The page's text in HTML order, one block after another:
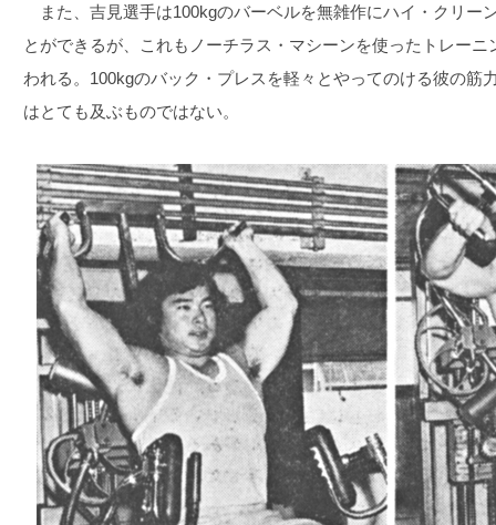
また、吉見選手は100kgのバーベルを無雑作にハイ・クリー
とができるが、これもノーチラス・マシーンを使ったトレー
われる。100kgのバック・プレスを軽々とやってのける彼の筋
はとても及ぶものではない。